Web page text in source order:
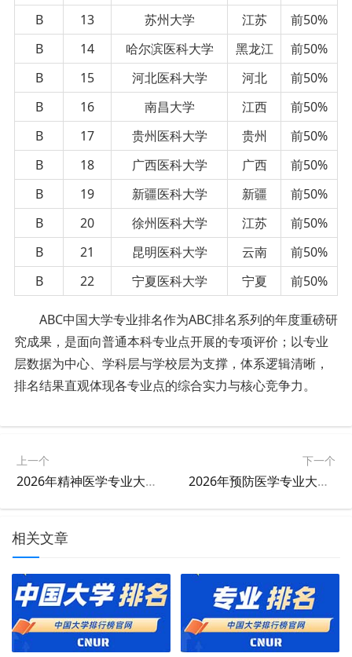
B
13 苏州大学 江苏
前50%
B
14 哈尔滨医科大学 黑龙江
前50%
B
15 河北医科大学 河北
前50%
B
16 南昌大学 江西
前50%
B
17 贵州医科大学 贵州
前50%
B
18 广西医科大学 广西
前50%
B
19 新疆医科大学 新疆
前50%
B
20 徐州医科大学 江苏
前50%
B
21 昆明医科大学 云南
前50%
B
22 宁夏医科大学 宁夏 前50%
ABC中国大学专业排名作为ABC排名系列的年度重磅研
究成果，是面向普通本科专业点开展的专项评价；以专业
层数据为中心、学科层与学校层为支撑，体系逻辑清晰，
排名结果直观体现各专业点的综合实力与核心竞争力。
上一个
2026年精神医学专业大学排名
下一个
2026年预防医学专业大学排名
相关文章